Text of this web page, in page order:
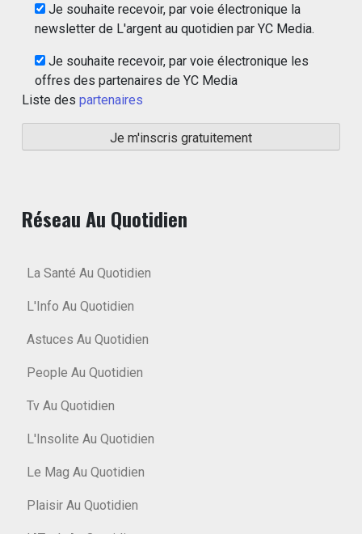
Je souhaite recevoir, par voie électronique la
newsletter de L'argent au quotidien par YC Media.
Je souhaite recevoir, par voie électronique les
offres des partenaires de YC Media
Liste des partenaires
Réseau Au Quotidien
La Santé Au Quotidien
L'Info Au Quotidien
Astuces Au Quotidien
People Au Quotidien
Tv Au Quotidien
L'Insolite Au Quotidien
Le Mag Au Quotidien
Plaisir Au Quotidien